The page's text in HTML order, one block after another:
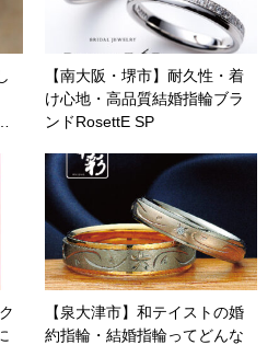
【南大阪・堺市】耐久性・着
け心地・高品質結婚指輪ブラ
ンドRosettE SP
【泉大津市】和テイストの婚
約指輪・結婚指輪ってどんな